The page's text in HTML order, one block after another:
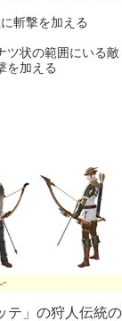
斬撃を加える
ツ状の範囲にいる敵
を加える
”
テ」の狩人伝統の